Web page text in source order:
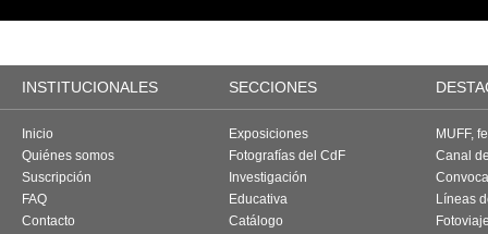
INSTITUCIONALES SECCIONES
Inicio
Quiénes somos
Suscripción
FAQ
Contacto
Exposiciones
Fotografías del CdF
Investigación
Educativa
Catálogo
MUFF,
Canal
Líneas